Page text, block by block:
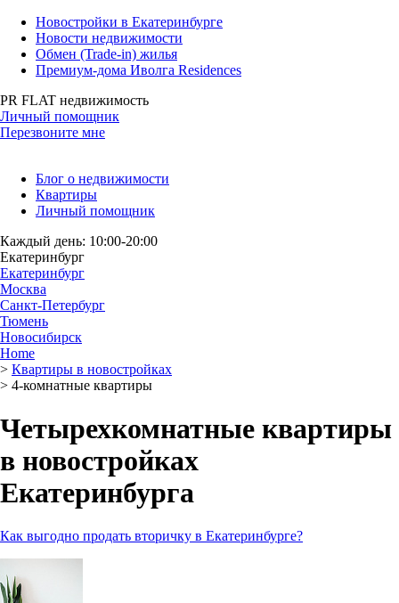
Новостройки в Екатеринбурге
Новости недвижимости
Обмен (Trade-in) жилья
Премиум-дома Иволга Residences
PR FLAT недвижимость
Личный помощник
Перезвоните мне
Блог о недвижимости
Квартиры
Личный помощник
Каждый день: 10:00-20:00
Екатеринбург
Екатеринбург
Москва
Санкт-Петербург
Тюмень
Новосибирск
Home
> Квартиры в новостройках
> 4-комнатные квартиры
Четырехкомнатные квартиры
в новостройках
Екатеринбурга
Как выгодно продать вторичку в Екатеринбурге?